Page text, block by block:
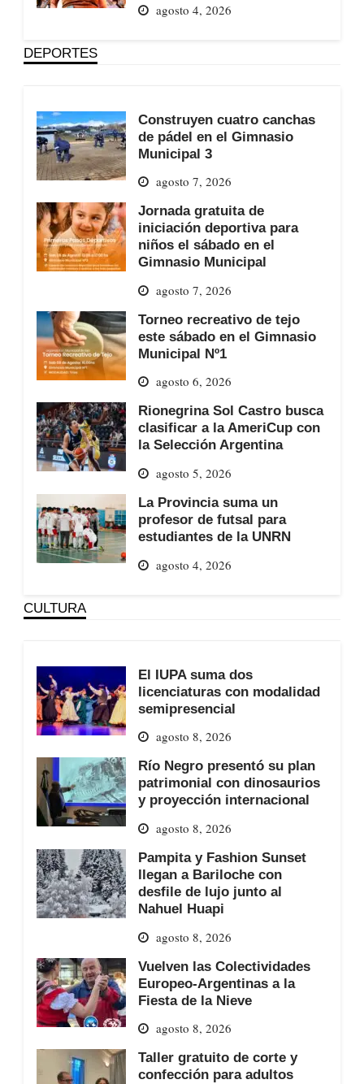
agosto 4, 2026
DEPORTES
Construyen cuatro canchas
de pádel en el Gimnasio
Municipal 3
agosto 7, 2026
Jornada gratuita de
iniciación deportiva para
niños el sábado en el
Gimnasio Municipal
agosto 7, 2026
Torneo recreativo de tejo
este sábado en el Gimnasio
Municipal Nº1
agosto 6, 2026
Rionegrina Sol Castro busca
clasificar a la AmeriCup con
la Selección Argentina
agosto 5, 2026
La Provincia suma un
profesor de futsal para
estudiantes de la UNRN
agosto 4, 2026
CULTURA
El IUPA suma dos
licenciaturas con modalidad
semipresencial
agosto 8, 2026
Río Negro presentó su plan
patrimonial con dinosaurios
y proyección internacional
agosto 8, 2026
Pampita y Fashion Sunset
llegan a Bariloche con
desfile de lujo junto al
Nahuel Huapi
agosto 8, 2026
Vuelven las Colectividades
Europeo-Argentinas a la
Fiesta de la Nieve
agosto 8, 2026
Taller gratuito de corte y
confección para adultos